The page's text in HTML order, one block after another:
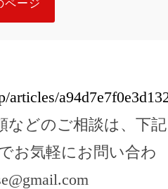
ページ
articles/
などのご相談は、下記
お気軽にお問い合わ